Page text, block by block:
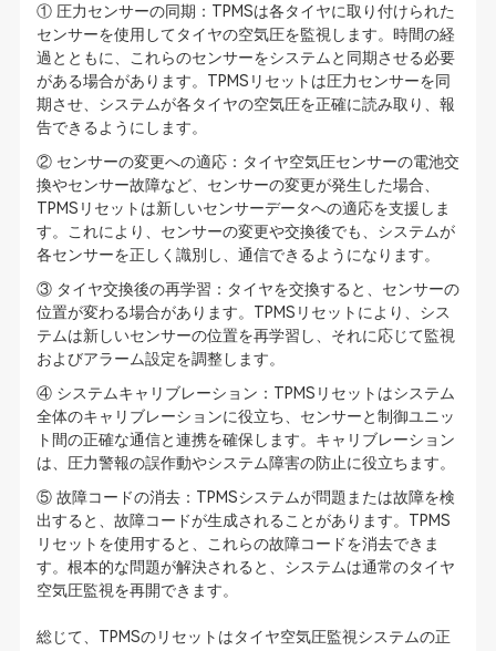
① 圧力センサーの同期：TPMSは各タイヤに取り付けられた
センサーを使用してタイヤの空気圧を監視します。時間の経
過とともに、これらのセンサーをシステムと同期させる必要
がある場合があります。TPMSリセットは圧力センサーを同
期させ、システムが各タイヤの空気圧を正確に読み取り、報
告できるようにします。
② センサーの変更への適応：タイヤ空気圧センサーの電池交
換やセンサー故障など、センサーの変更が発生した場合、
TPMSリセットは新しいセンサーデータへの適応を支援しま
す。これにより、センサーの変更や交換後でも、システムが
各センサーを正しく識別し、通信できるようになります。
③ タイヤ交換後の再学習：タイヤを交換すると、センサーの
位置が変わる場合があります。TPMSリセットにより、シス
テムは新しいセンサーの位置を再学習し、それに応じて監視
およびアラーム設定を調整します。
④ システムキャリブレーション：TPMSリセットはシステム
全体のキャリブレーションに役立ち、センサーと制御ユニッ
ト間の正確な通信と連携を確保します。キャリブレーション
は、圧力警報の誤作動やシステム障害の防止に役立ちます。
⑤ 故障コードの消去：TPMSシステムが問題または故障を検
出すると、故障コードが生成されることがあります。TPMS
リセットを使用すると、これらの故障コードを消去できま
す。根本的な問題が解決されると、システムは通常のタイヤ
空気圧監視を再開できます。
総じて、TPMSのリセットはタイヤ空気圧監視システムの正